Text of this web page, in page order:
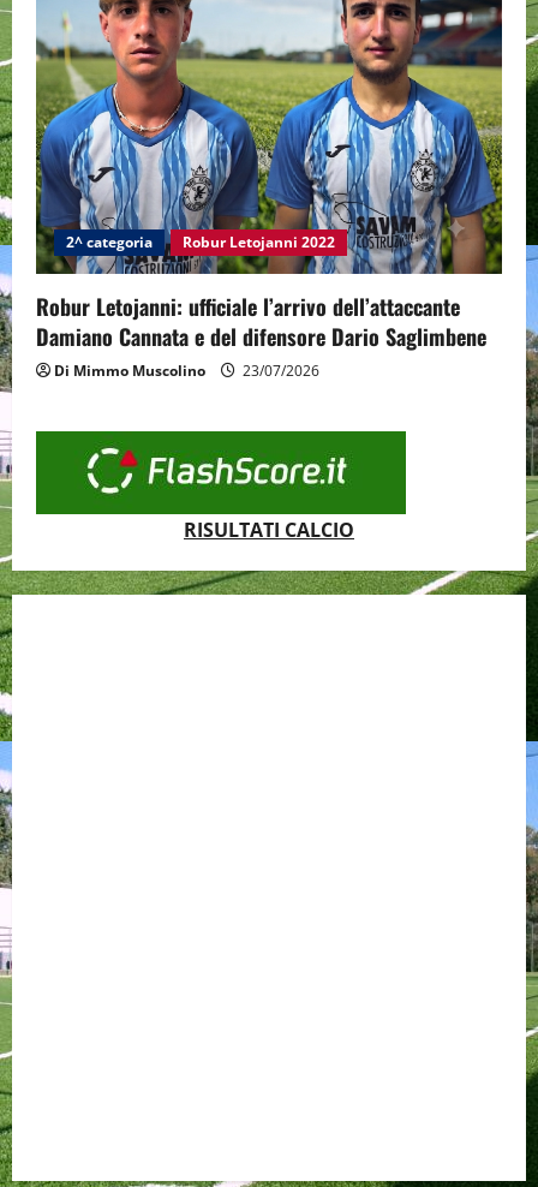
2^ categoria Robur Letojanni 2022
Robur Letojanni: ufficiale l’arrivo dell’attaccante
Damiano Cannata e del difensore Dario Saglimbene
Di Mimmo Muscolino 23/07/2026
RISULTATI CALCIO